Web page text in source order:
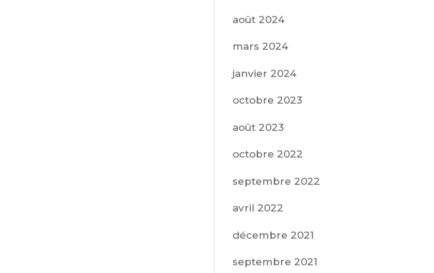
août 2024
mars 2024
janvier 2024
octobre 2023
août 2023
octobre 2022
septembre 2022
avril 2022
décembre 2021
septembre 2021